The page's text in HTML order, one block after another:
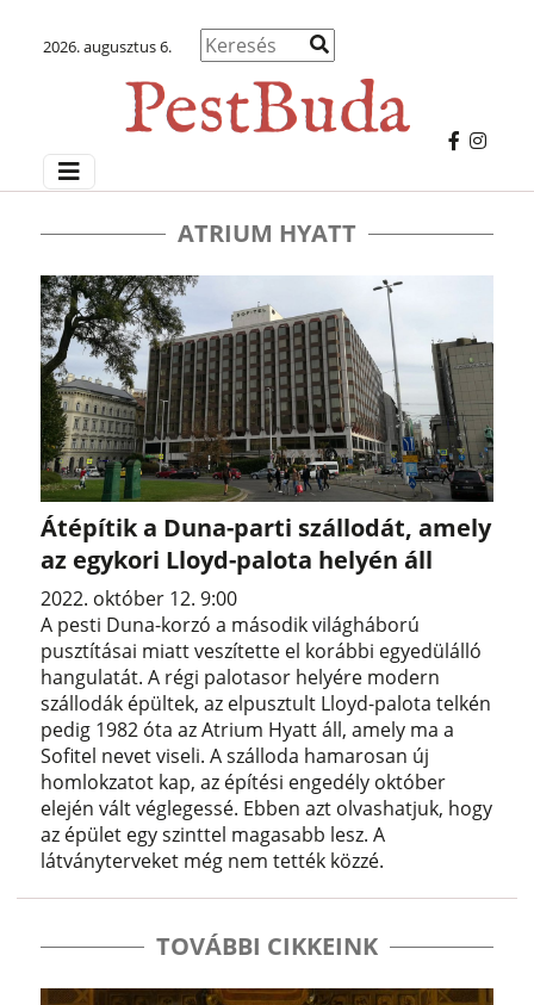
2026. augusztus 6.
ATRIUM HYATT
Átépítik a Duna-parti szállodát, amely
az egykori Lloyd-palota helyén áll
2022. október 12. 9:00
A pesti Duna-korzó a második világháború
pusztításai miatt veszítette el korábbi egyedülálló
hangulatát. A régi palotasor helyére modern
szállodák épültek, az elpusztult Lloyd-palota telkén
pedig 1982 óta az Atrium Hyatt áll, amely ma a
Sofitel nevet viseli. A szálloda hamarosan új
homlokzatot kap, az építési engedély október
elején vált véglegessé. Ebben azt olvashatjuk, hogy
az épület egy szinttel magasabb lesz. A
látványterveket még nem tették közzé.
TOVÁBBI CIKKEINK